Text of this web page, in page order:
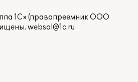
1С» (правопреемник ООО
websol@1c.ru